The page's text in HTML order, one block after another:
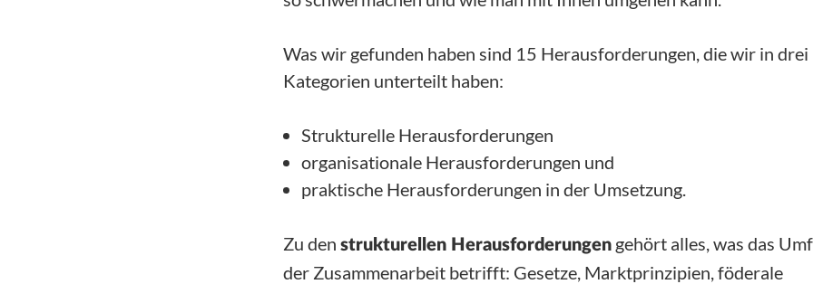
Was wir gefunden haben sind 15 Herausforderungen, die wir in drei
Kategorien unterteilt haben:
Strukturelle Herausforderungen
organisationale Herausforderungen und
praktische Herausforderungen in der Umsetzung.
Zu den strukturellen Herausforderungen gehört alles, was das
der Zusammenarbeit betrifft: Gesetze, Marktprinzipien, föderale